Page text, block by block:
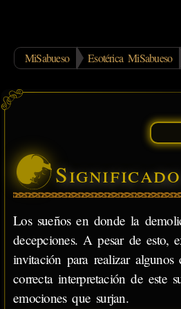
MiSabueso Esotérica MiSabueso
Los sueños en donde la
decepciones. A pesar de esto,
invitación para realizar
correcta interpretación de este
emociones que surjan.